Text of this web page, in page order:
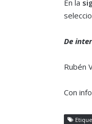
En la
De
Rubén
Con